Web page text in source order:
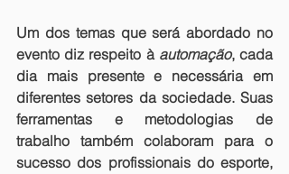
Um dos temas que será abordado no
evento diz respeito à automação, cada
dia mais presente e necessária em
diferentes setores da sociedade. Suas
ferramentas e metodologias de
trabalho também colaboram para o
sucesso dos profissionais do esporte,